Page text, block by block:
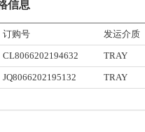
信息
订购号 发运介质
CL8066202194632 TRAY
JQ8066202195132 TRAY